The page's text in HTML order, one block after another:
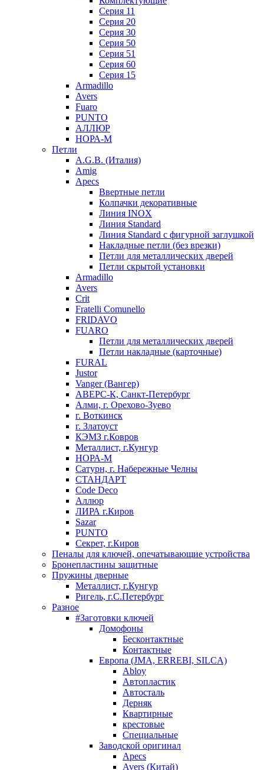
Серия 11
Серия 20
Серия 30
Серия 50
Серия 51
Серия 60
Серия 15
Armadillo
Avers
Fuaro
PUNTO
АЛЛЮР
НОРА-М
Петли
A.G.B. (Италия)
Amig
Apecs
Ввертные петли
Колпачки декоративные
Линия INOX
Линия Standard
Линия Standard с фигурной заглушкой
Накладные петли (без врезки)
Петли для металлических дверей
Петли скрытой установки
Armadillo
Avers
Crit
Fratelli Comunello
FRIDAVO
FUARO
Петли для металлических дверей
Петли накладные (карточные)
FURAL
Justor
Vanger (Вангер)
АВЕРС-К, Санкт-Петербург
Алми, г. Орехово-Зуево
г. Воткинск
г. Златоуст
КЭМЗ г.Ковров
Металлист, г.Кунгур
НОРА-М
Сатурн, г. Набережные Челны
СТАНДАРТ
Code Deco
Аллюр
ЛИРА г.Киров
Sazar
PUNTO
Секрет, г.Киров
Пеналы для ключей, опечатывающие устройства
Бронепластины защитные
Пружины дверные
Металлист, г.Кунгур
Ригель, г.С.Петербург
Разное
#Заготовки ключей
Домофоны
Бесконтактные
Контактные
Европа (JMA, ERREBI, SILCA)
Abloy
Автопластик
Автосталь
Дерняк
Квартирные
крестовые
Специальные
Заводской оригинал
Apecs
Avers (Китай)